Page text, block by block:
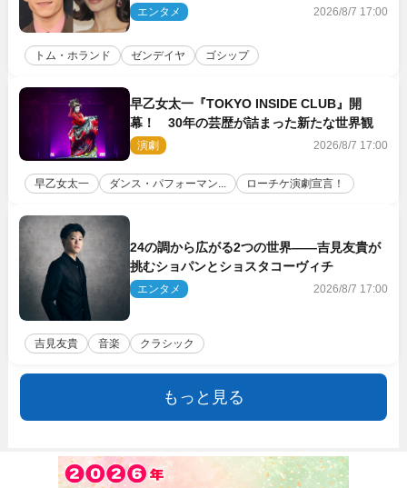
に着けたトムも初キャッチ
エンタメ 2026/8/7 17:00
トム・ホランド ゼンデイヤ ゴシップ
早乙女太一『TOKYO INSIDE CLUB』開
幕！ 30年の芸歴が詰まった新たな世界観
演劇 2026/8/7 17:00
早乙女太一 ダンス・パフォーマン... ローチケ演劇宣言！
24の調から広がる2つの世界――吉見友貴が
挑むショパンとショスタコーヴィチ
エンタメ 2026/8/7 17:00
吉見友貴 音楽 クラシック
もっと見る